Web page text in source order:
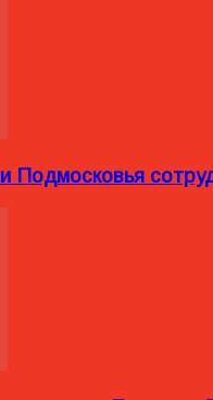
Подмосковья